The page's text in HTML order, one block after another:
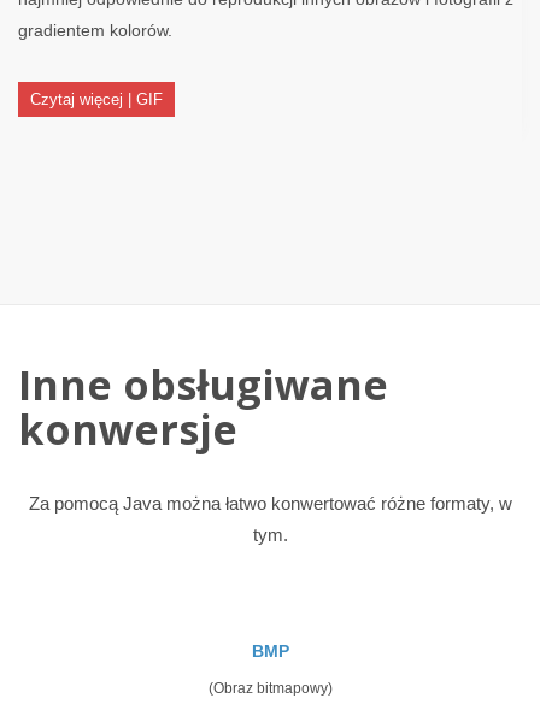
gradientem kolorów.
Czytaj więcej | GIF
Inne obsługiwane
konwersje
Za pomocą Java można łatwo konwertować różne formaty, w
tym.
BMP
(Obraz bitmapowy)